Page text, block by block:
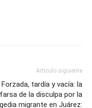
Artículo siguiente
Forzada, tardía y vacía: la
farsa de la disculpa por la
migrante en Juárez: